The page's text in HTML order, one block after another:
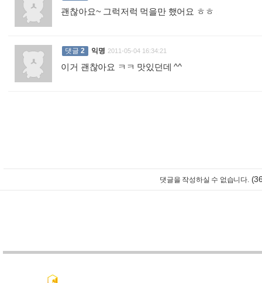
괜찮아요~ 그럭저럭 먹을만 했어요 ㅎㅎ
댓글 2 익명 2011-05-04 16:34:21
이거 괜찮아요 ㅋㅋ 맛있던데 ^^
댓글을 작성하실 수 없습니다.